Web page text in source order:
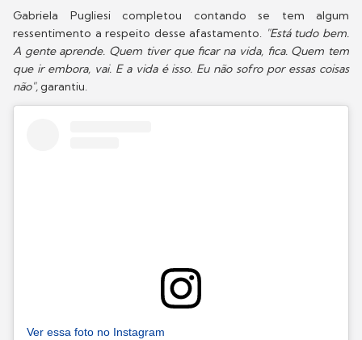
Gabriela Pugliesi completou contando se tem algum
ressentimento a respeito desse afastamento. "Está tudo bem.
A gente aprende. Quem tiver que ficar na vida, fica. Quem tem
que ir embora, vai. E a vida é isso. Eu não sofro por essas coisas
não",garantiu.
Ver essa foto no Instagram